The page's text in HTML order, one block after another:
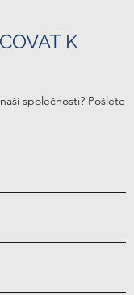
K
společnosti? Pošlete